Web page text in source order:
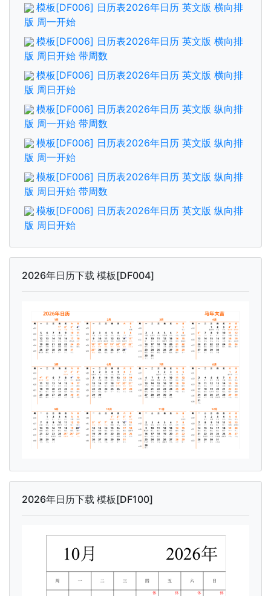
模板[DF006] 日历表2026年日历 英文版 横向排
版 周一开始
模板[DF006] 日历表2026年日历 英文版 横向排
版 周日开始 带周数
模板[DF006] 日历表2026年日历 英文版 横向排
版 周日开始
模板[DF006] 日历表2026年日历 英文版 纵向排
版 周一开始 带周数
模板[DF006] 日历表2026年日历 英文版 纵向排
版 周一开始
模板[DF006] 日历表2026年日历 英文版 纵向排
版 周日开始 带周数
模板[DF006] 日历表2026年日历 英文版 纵向排
版 周日开始
2026年日历下载 模板[DF004]
2026年日历下载 模板[DF100]